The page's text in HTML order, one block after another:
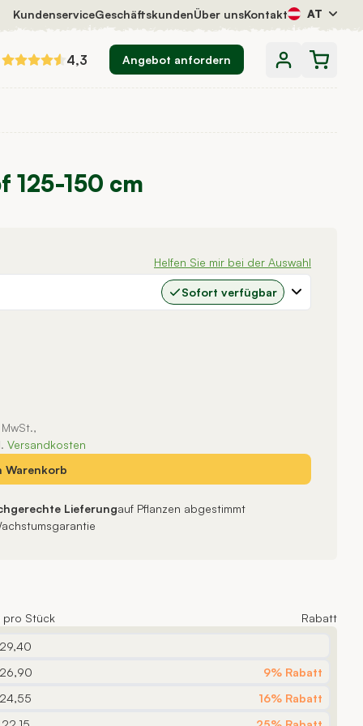
KundenserviceGeschäftskundenÜber unsKontakt AT
4,3 Angebot anfordern
125-150 cm
Helfen Sie mir bei der Auswahl
Sofort verfügbar
Versandkosten
Warenkorb
Lieferungauf Pflanzen abgestimmt
pro Stück Rabatt
9% Rabatt
16% Rabatt